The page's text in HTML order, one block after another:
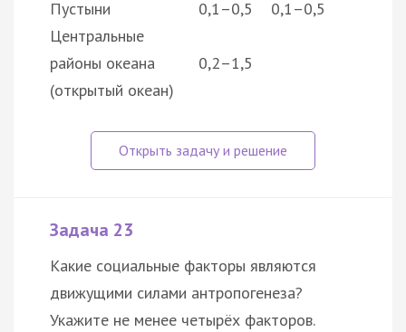
Пустыни
0,1–0,5
0,1–0,5
Центральные
районы океана
(открытый океан)
0,2–1,5
Задача 23
Какие социальные факторы являются
движущими силами антропогенеза?
Укажите не менее четырёх факторов.